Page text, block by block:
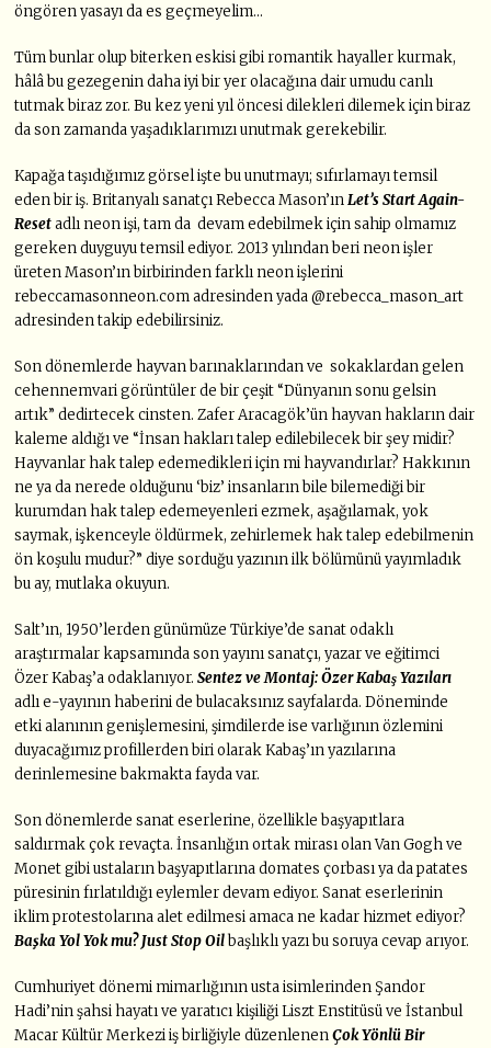
öngören yasayı da es geçmeyelim…
Tüm bunlar olup biterken eskisi gibi romantik hayaller kurmak,
hâlâ bu gezegenin daha iyi bir yer olacağına dair umudu canlı
tutmak biraz zor. Bu kez yeni yıl öncesi dilekleri dilemek için biraz
da son zamanda yaşadıklarımızı unutmak gerekebilir.
Kapağa taşıdığımız görsel işte bu unutmayı; sıfırlamayı temsil
eden bir iş. Britanyalı sanatçı Rebecca Mason’ınLet’s Start Again-
Resetadlı neon işi, tam da devam edebilmek için sahip olmamız
gereken duyguyu temsil ediyor. 2013 yılından beri neon işler
üreten Mason’ın birbirinden farklı neon işlerini
rebeccamasonneon.com adresinden yada @rebecca_mason_art
adresinden takip edebilirsiniz.
Son dönemlerde hayvan barınaklarından ve sokaklardan gelen
cehennemvari görüntüler de bir çeşit “Dünyanın sonu gelsin
artık” dedirtecek cinsten. Zafer Aracagök’ün hayvan hakların dair
kaleme aldığı ve “İnsan hakları talep edilebilecek bir şey midir?
Hayvanlar hak talep edemedikleri için mi hayvandırlar? Hakkının
ne ya da nerede olduğunu ‘biz’ insanların bile bilemediği bir
kurumdan hak talep edemeyenleri ezmek, aşağılamak, yok
saymak, işkenceyle öldürmek, zehirlemek hak talep edebilmenin
ön koşulu mudur?” diye sorduğu yazının ilk bölümünü yayımladık
bu ay, mutlaka okuyun.
Salt’ın, 1950’lerden günümüze Türkiye’de sanat odaklı
araştırmalar kapsamında son yayını sanatçı, yazar ve eğitimci
Özer Kabaş’a odaklanıyor.Sentez ve Montaj: Özer Kabaş Yazıları
adlı e-yayının haberini de bulacaksınız sayfalarda. Döneminde
etki alanının genişlemesini, şimdilerde ise varlığının özlemini
duyacağımız profillerden biri olarak Kabaş’ın yazılarına
derinlemesine bakmakta fayda var.
Son dönemlerde sanat eserlerine, özellikle başyapıtlara
saldırmak çok revaçta. İnsanlığın ortak mirası olan Van Gogh ve
Monet gibi ustaların başyapıtlarına domates çorbası ya da patates
püresinin fırlatıldığı eylemler devam ediyor. Sanat eserlerinin
iklim protestolarına alet edilmesi amaca ne kadar hizmet ediyor?
Başka Yol Yok mu? Just Stop Oilbaşlıklı yazı bu soruya cevap arıyor.
Cumhuriyet dönemi mimarlığının usta isimlerinden Şandor
Hadi’nin şahsi hayatı ve yaratıcı kişiliği Liszt Enstitüsü ve İstanbul
Macar Kültür Merkezi iş birliğiyle düzenlenenÇok Yönlü Bir